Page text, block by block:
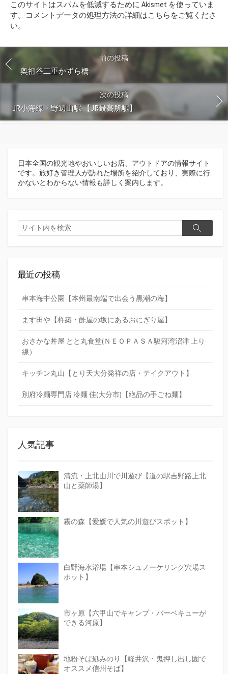
す
る
このサイトはスパムを低減するために Akismet を使っていま
す。
コメントデータの処理方法の詳細はこちらをご覧くださ
い。
前の投稿
奥祖谷二重かずら橋
次の投稿
JR小海線・野辺山駅 【JR最高所駅】
日本全国の観光地やおいしいお店、アウトドアの情報サイト
です。旅好き管理人が訪れた場所を紹介しており、実際に行
かないとわからない情報も詳しく案内します。
検
索
検
最近の投稿
串本海中公園【本州最南端で出会う黒潮の海】
ます田や【杵築・酢屋の坂にあるおにぎり屋】
おさかな丼屋 とと丸食堂(ＮＥＯＰＡＳＡ駿河湾沼津 上り
線）
キッチン丸山【とり天大分発祥の店・テイクアウト】
別府冷麺専門店 冷麺 佳(大分市)【絶品の手ごね麺】
人気記事
清流・上北山川で川遊び【道の駅吉野路上北
山と薬師湯】
霧の森【愛媛で人気の川遊びスポット】
白野海水浴場【串本シュノーケリング穴場ス
ポット】
市ヶ原【六甲山でキャンプ・バーベキューが
できる河原】
地粉そば処みのり【軽井沢・鬼押し出し園で
オススメ信州そば】